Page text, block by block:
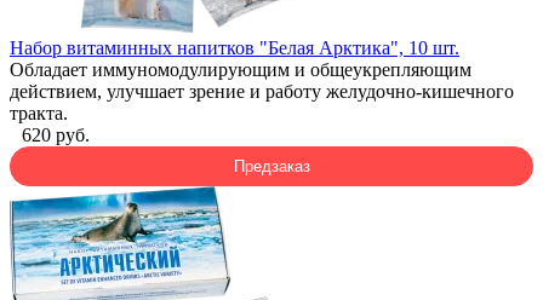
Набор витаминных напитков "Белая Арктика", 10 шт.
Обладает иммуномодулирующим и общеукрепляющим
действием, улучшает зрение и работу желудочно-кишечного
тракта.
620 руб.
Предзаказ